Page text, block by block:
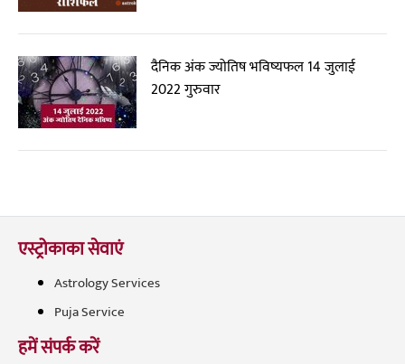
दैनिक अंक ज्योतिष भविष्यफल 14 जुलाई
2022 गुरुवार
एस्ट्रोकाका सेवाएं
Astrology Services
Puja Service
हमें संपर्क करें